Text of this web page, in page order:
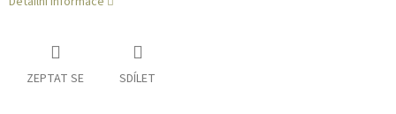
ZEPTAT SE SDÍLET